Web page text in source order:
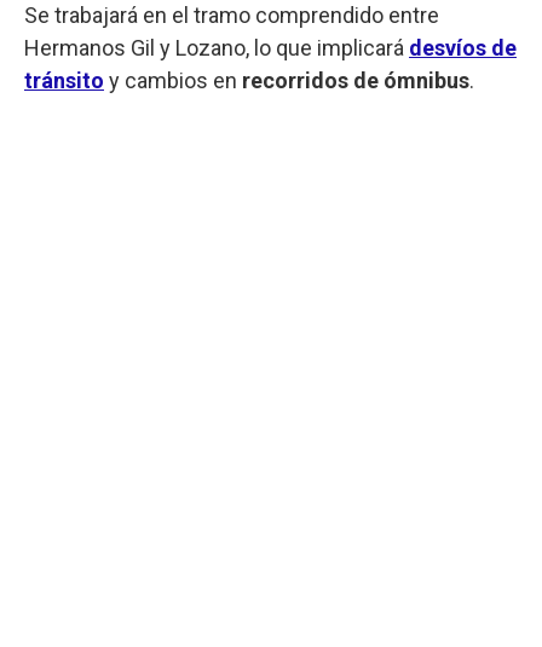
Se trabajará en el tramo comprendido entre
Hermanos Gil y Lozano, lo que implicará desvíos de
tránsito y cambios en recorridos de ómnibus.